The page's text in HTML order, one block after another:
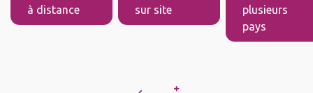
à distance
sur site
plusieurs
pays